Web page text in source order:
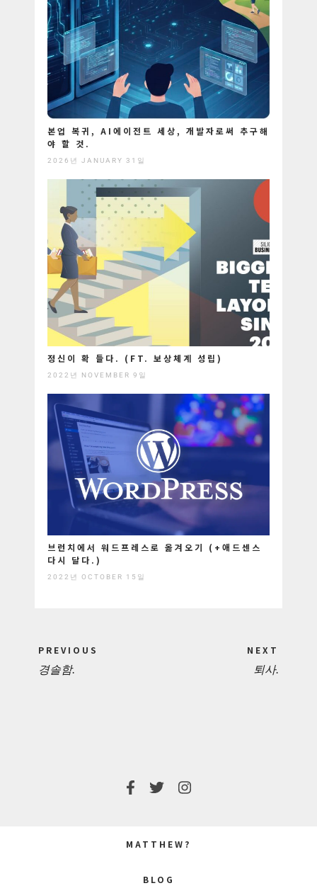
본업 복귀, AI에이전트 세상, 개발자로써 추구해
야 할 것.
2026년 JANUARY 31일
정신이 확 들다. (FT. 보상체계 성립)
2022년 NOVEMBER 9일
브런치에서 워드프레스로 옮겨오기 (+애드센스
다시 달다.)
2022년 OCTOBER 15일
navigation
PREVIOUS
PREVIOUS
경솔함.
NEXT
퇴사.
MATTHEW?
BLOG